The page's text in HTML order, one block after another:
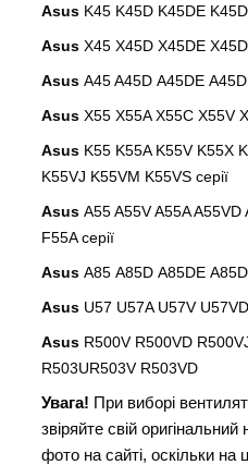
Asus K45 K45D K45DE
Asus X45 X45D X45DE
Asus A45 A45D A45DE
Asus X55 X55A X55C X55V
Asus K55 K55A K55V K55X
K55VJ K55VM K55VS серії
Asus A55 A55V A55A
F55A серії
Asus A85 A85D A85DE
Asus U57 U57A U57V
Asus R500VR500VD
R503UR503V R503VD
Увага! При виборі
звіряйте свій
фото на сайті, оскільки на